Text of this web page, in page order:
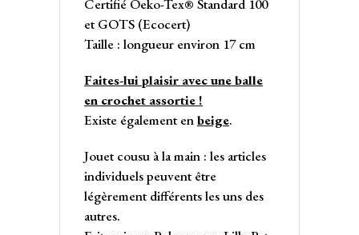
Certifié Oeko-Tex® Standard 100
et GOTS (Ecocert)
Taille : longueur environ 17 cm
Faites-lui plaisir avec une balle
en crochet assortie !
Existe également enbeige.
Jouet cousu à la main : les articles
individuels peuvent être
légèrement différents les uns des
autres.